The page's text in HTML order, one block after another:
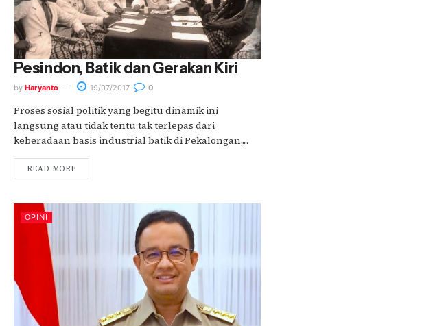
Pesindon, Batik dan Gerakan Kiri
by Haryanto 19/07/2017 0
Proses sosial politik yang begitu dinamik ini
langsung atau tidak tentu tak terlepas dari
keberadaan basis industrial batik di Pekalongan,....
READ MORE
OPINI